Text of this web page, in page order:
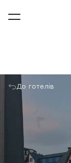
До готелів